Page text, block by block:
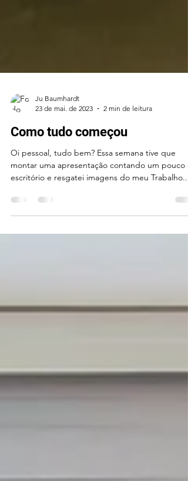
23 de mai. de 2023
2 min de leitura
Como tudo começou
Oi pessoal, tudo bem? Essa semana tive que
escritório e resgatei imagens do meu Trabalho...